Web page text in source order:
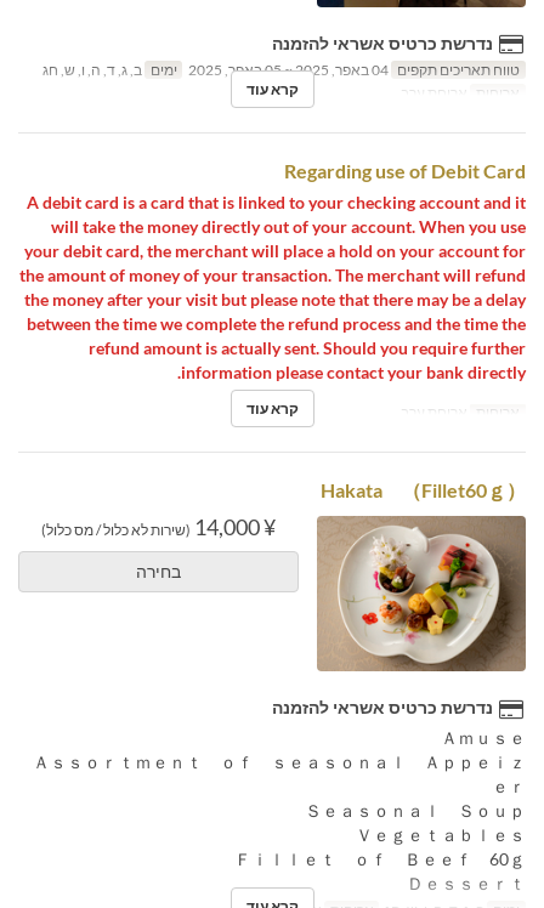
נדרשת כרטיס אשראי להזמנה
טווח תאריכים תקפים ימים ב, ג, ד, ה, ו, ש, חג
ארוחות ארוחת ערב קרא עוד
Regarding use of Debit Card
A debit card is a card that is linked to your checking account and it
will take the money directly out of your account. When you use
your debit card, the merchant will place a hold on your account for
the amount of money of your transaction. The merchant will refund
the money after your visit but please note that there may be a delay
between the time we complete the refund process and the time the
refund amount is actually sent. Should you require further
information please contact your bank directly.
ארוחות ארוחת ערב קרא עוד
Hakata （Fillet60ｇ）
¥ 14,000 (שירות לא כלול / מס כלול)
בחירה
נדרשת כרטיס אשראי להזמנה
Ａｍｕｓｅ
Ａｓｓｏｒｔｍｅｎｔ ｏｆ ｓｅａｓｏｎａｌ Ａｐｐｅｉｚ
ｅｒ
Ｓｅａｓｏｎａｌ Ｓｏｕｐ
Ｖｅｇｅｔａｂｌｅｓ
Ｆｉｌｌｅｔ ｏｆ Ｂｅｅｆ 60ｇ
Ｄｅｓｓｅｒｔ